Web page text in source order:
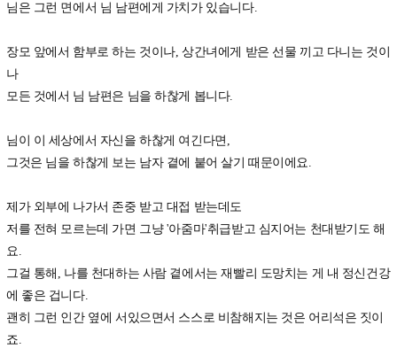
님은 그런 면에서 님 남편에게 가치가 있습니다.
장모 앞에서 함부로 하는 것이나, 상간녀에게 받은 선물 끼고 다니는 것이
나
모든 것에서 님 남편은 님을 하찮게 봅니다.
님이 이 세상에서 자신을 하찮게 여긴다면,
그것은 님을 하찮게 보는 남자 곁에 붙어 살기 때문이에요.
제가 외부에 나가서 존중 받고 대접 받는데도
저를 전혀 모르는데 가면 그냥 '아줌마'취급받고 심지어는 천대받기도 해
요.
그걸 통해, 나를 천대하는 사람 곁에서는 재빨리 도망치는 게 내 정신건강
에 좋은 겁니다.
괜히 그런 인간 옆에 서있으면서 스스로 비참해지는 것은 어리석은 짓이
죠.